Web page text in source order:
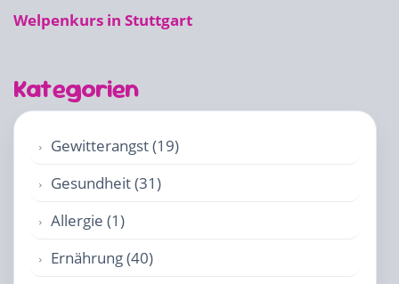
Welpenkurs in Stuttgart
Kategorien
Gewitterangst (19)
Gesundheit (31)
Allergie (1)
Ernährung (40)